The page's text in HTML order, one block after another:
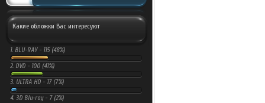
Какие обложки Вас интересуют
1. BLU-RAY - 115 (48%)
2. DVD - 100 (41%)
3. ULTRA HD - 17 (7%)
4. 3D Blu-ray - 7 (2%)